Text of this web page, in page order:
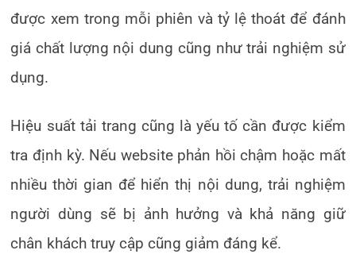
được xem trong mỗi phiên và tỷ lệ thoát để đánh
giá chất lượng nội dung cũng như trải nghiệm sử
dụng.
Hiệu suất tải trang cũng là yếu tố cần được kiểm
tra định kỳ. Nếu website phản hồi chậm hoặc mất
nhiều thời gian để hiển thị nội dung, trải nghiệm
người dùng sẽ bị ảnh hưởng và khả năng giữ
chân khách truy cập cũng giảm đáng kể.